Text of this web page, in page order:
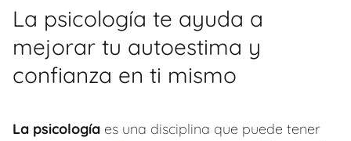
La psicología te ayuda a
mejorar tu autoestima y
confianza en ti mismo
La psicología es una disciplina que puede tener